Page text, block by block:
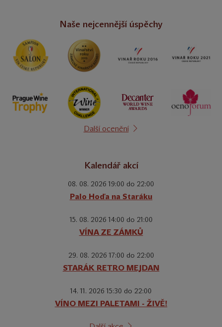
Naše nejcennější úspěchy
Další ocenění
Kalendář akcí
08. 08. 2026 19:00 do 22:00
Palo Hoďa na Staráku
15. 08. 2026 14:00 do 21:00
VÍNA ZE ZÁMKŮ
29. 08. 2026 17:00 do 22:00
STARÁK RETRO MEJDAN
14. 11. 2026 15:30 do 22:00
VÍNO MEZI PALETAMI - ŽIVĚ!